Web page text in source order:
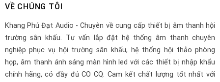
VỀ CHÚNG TÔI
Khang Phú Đạt Audio - Chuyên về cung cấp thiết bị âm thanh hội
trường sân khấu. Tư vấn lắp đặt hệ thống âm thanh chuyên
nghiệp phục vụ hội trường sân khấu, hệ thống hội thảo phòng
họp, âm thanh ánh sáng màn hình led với các thiết bị nhập khẩu
chính hãng, có đầy đủ CO CQ. Cam kết chất lượng tốt nhất với